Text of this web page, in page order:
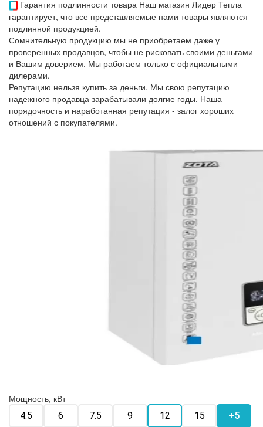
Гарантия подлинности товара Наш магазин Лидер Тепла
гарантирует, что все представляемые нами товары являются
подлинной продукцией.
Сомнительную продукцию мы не приобретаем даже у
проверенных продавцов, чтобы не рисковать своими деньгами
и Вашим доверием. Мы работаем только с официальными
дилерами.
Репутацию нельзя купить за деньги. Мы свою репутацию
надежного продавца зарабатывали долгие годы. Наша
порядочность и наработанная репутация - залог хороших
отношений с покупателями.
Мощность, кВт
4.5 6 7.5 9 12 15 +5